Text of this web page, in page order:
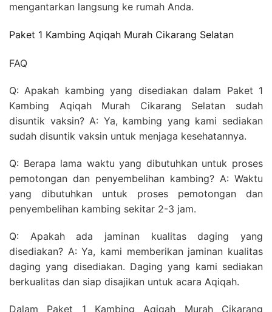
mengantarkan langsung ke rumah Anda.
Paket 1 Kambing Aqiqah Murah Cikarang Selatan
FAQ
Q: Apakah kambing yang disediakan dalam Paket 1
Kambing Aqiqah Murah Cikarang Selatan sudah
disuntik vaksin? A: Ya, kambing yang kami sediakan
sudah disuntik vaksin untuk menjaga kesehatannya.
Q: Berapa lama waktu yang dibutuhkan untuk proses
pemotongan dan penyembelihan kambing? A: Waktu
yang dibutuhkan untuk proses pemotongan dan
penyembelihan kambing sekitar 2-3 jam.
Q: Apakah ada jaminan kualitas daging yang
disediakan? A: Ya, kami memberikan jaminan kualitas
daging yang disediakan. Daging yang kami sediakan
berkualitas dan siap disajikan untuk acara Aqiqah.
Dalam Paket 1 Kambing Aqiqah Murah Cikarang